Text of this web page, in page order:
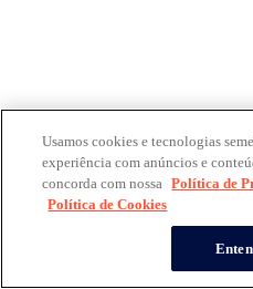
Usamos cookies e tecnologias
experiência com anúncios e
concorda com nossa Política de
Política de Cookies